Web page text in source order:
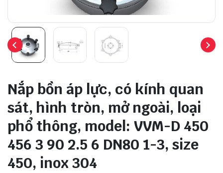
Nắp bồn áp lực, có kính quan
sát, hình tròn, mở ngoài, loại
phổ thông, model: VVM-D 450
456 3 90 2.5 6 DN80 1-3, size
450, inox 304